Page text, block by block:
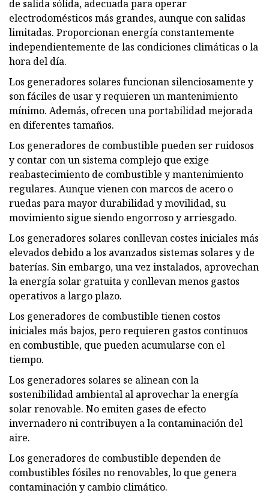
de salida sólida, adecuada para operar
electrodomésticos más grandes, aunque con salidas
limitadas. Proporcionan energía constantemente
independientemente de las condiciones climáticas o la
hora del día.
Los generadores solares funcionan silenciosamente y
son fáciles de usar y requieren un mantenimiento
mínimo. Además, ofrecen una portabilidad mejorada
en diferentes tamaños.
Los generadores de combustible pueden ser ruidosos
y contar con un sistema complejo que exige
reabastecimiento de combustible y mantenimiento
regulares. Aunque vienen con marcos de acero o
ruedas para mayor durabilidad y movilidad, su
movimiento sigue siendo engorroso y arriesgado.
Los generadores solares conllevan costes iniciales más
elevados debido a los avanzados sistemas solares y de
baterías. Sin embargo, una vez instalados, aprovechan
la energía solar gratuita y conllevan menos gastos
operativos a largo plazo.
Los generadores de combustible tienen costos
iniciales más bajos, pero requieren gastos continuos
en combustible, que pueden acumularse con el
tiempo.
Los generadores solares se alinean con la
sostenibilidad ambiental al aprovechar la energía
solar renovable. No emiten gases de efecto
invernadero ni contribuyen a la contaminación del
aire.
Los generadores de combustible dependen de
combustibles fósiles no renovables, lo que genera
contaminación y cambio climático.